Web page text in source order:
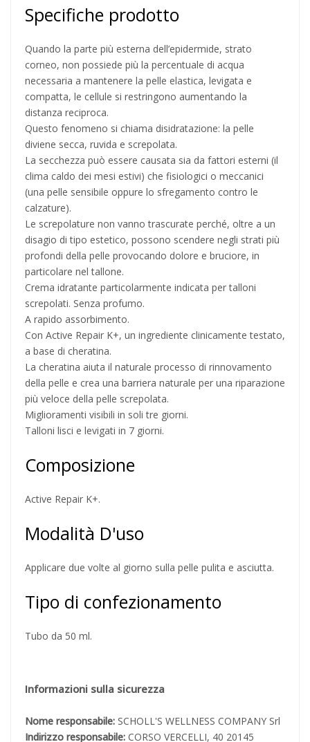
Specifiche prodotto
Quando la parte più esterna dell’epidermide, strato
corneo, non possiede più la percentuale di acqua
necessaria a mantenere la pelle elastica, levigata e
compatta, le cellule si restringono aumentando la
distanza reciproca.
Questo fenomeno si chiama disidratazione: la pelle
diviene secca, ruvida e screpolata.
La secchezza può essere causata sia da fattori esterni (il
clima caldo dei mesi estivi) che fisiologici o meccanici
(una pelle sensibile oppure lo sfregamento contro le
calzature).
Le screpolature non vanno trascurate perché, oltre a un
disagio di tipo estetico, possono scendere negli strati più
profondi della pelle provocando dolore e bruciore, in
particolare nel tallone.
Crema idratante particolarmente indicata per talloni
screpolati. Senza profumo.
A rapido assorbimento.
Con Active Repair K+, un ingrediente clinicamente testato,
a base di cheratina.
La cheratina aiuta il naturale processo di rinnovamento
della pelle e crea una barriera naturale per una riparazione
più veloce della pelle screpolata.
Miglioramenti visibili in soli tre giorni.
Talloni lisci e levigati in 7 giorni.
Composizione
Active Repair K+.
Modalità D'uso
Applicare due volte al giorno sulla pelle pulita e asciutta.
Tipo di confezionamento
Tubo da 50 ml.
Informazioni sulla sicurezza
Nome responsabile: SCHOLL'S WELLNESS COMPANY Srl
Indirizzo responsabile: CORSO VERCELLI, 40 20145